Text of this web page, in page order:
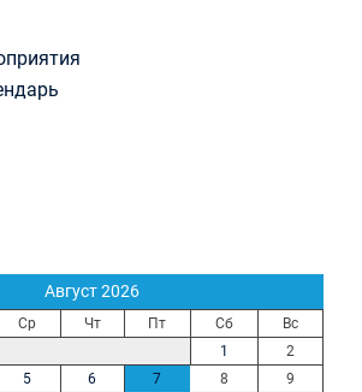
Август 2026
Ср Чт Пт Сб
Вс
1
2
5 6 7 8
9